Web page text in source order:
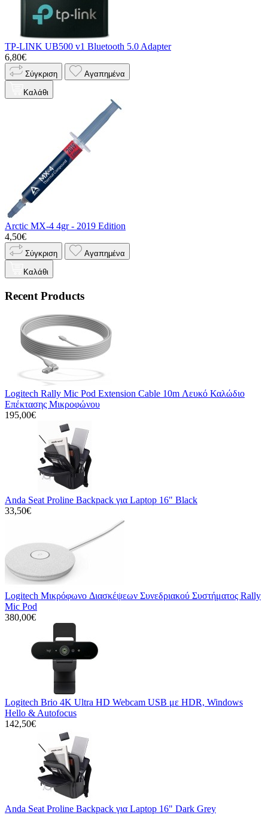
TP-LINK UB500 v1 Bluetooth 5.0 Adapter
6,80€
Σύγκριση Αγαπημένα
Καλάθι
Arctic MX-4 4gr - 2019 Edition
4,50€
Σύγκριση Αγαπημένα
Καλάθι
Recent Products
Logitech Rally Mic Pod Extension Cable 10m Λευκό Καλώδιο
Επέκτασης Μικροφώνου
195,00€
Anda Seat Proline Backpack για Laptop 16" Black
33,50€
Logitech Μικρόφωνo Διασκέψεων Συνεδριακού Συστήματος Rally
Mic Pod
380,00€
Logitech Brio 4K Ultra HD Webcam USB με HDR, Windows
Hello & Autofocus
142,50€
Anda Seat Proline Backpack για Laptop 16" Dark Grey